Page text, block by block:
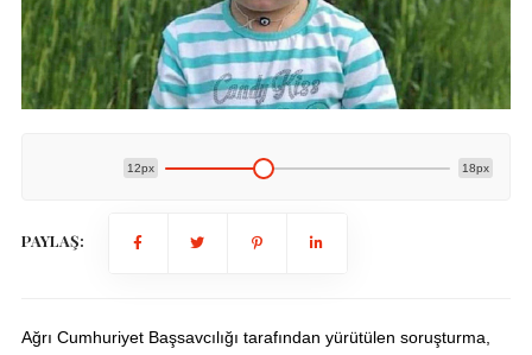
12px 18px
PAYLAŞ:
Ağrı Cumhuriyet Başsavcılığı tarafından yürütülen soruşturma,